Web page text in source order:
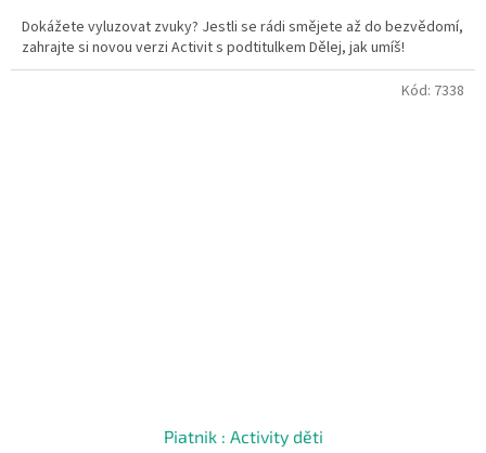
Dokážete vyluzovat zvuky? Jestli se rádi smějete až do bezvědomí,
zahrajte si novou verzi Activit s podtitulkem Dělej, jak umíš!
Piatnik : Activity děti
Kód: 7338